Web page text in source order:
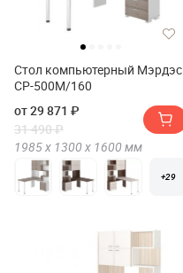
Стол компьютерный Мэрдэс
СР-500М/160
от 29 871 ₽
31 490 ₽
1985 х 1300 х 1600 мм
+29